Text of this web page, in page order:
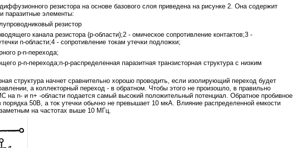
резистора на основе базового слоя приведена на рисунке 2. Она содержит
паразитные элементы:
резистор
канала резистора (p-области);2 - омическое сопротивление контактов;3 -
n-области;4 - сопротивление токам утечки подложки;
p-n-перехода;
p-n-перехода;n-p-распределенная паразитная транзисторная структура с низким
структура начнет сравнительно хорошо проводить, если изолирующий переход будет
а коллекторный переход - в обратном. Чтобы этого не произошло, в правильно
на n- и n+ -области подается самый высокий положительный потенциал. Обратное пробивное
порядка 50В, а ток утечки обычно не превышает 10 мкА. Влияние распределенной емкости
заметным на частотах выше 10 МГц.